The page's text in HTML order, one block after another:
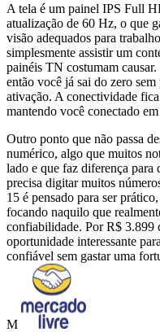
A tela é um painel IPS Full
atualização de 60 Hz, o que
visão adequados para
simplesmente assistir um
painéis TN costumam
então você já sai do zero
ativação. A conectividade
mantendo você conectado
Outro ponto que não passa
numérico, algo que muitos
lado e que faz diferença para
precisa digitar muitos
15 é pensado para ser
focando naquilo que
confiabilidade. Por R$ 3.899
oportunidade interessante
confiável sem gastar uma
M